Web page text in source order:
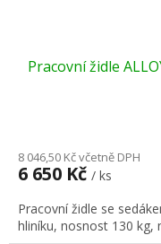
Pracovní židle
8 046,50 Kč včetně DPH
6 650 Kč / ks
Pracovní židle se
hliníku, nosnost 130 kg,